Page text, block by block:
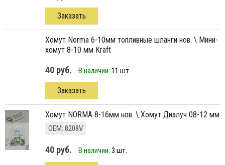
Заказать
хомут Norma 6-10мм топливные шланги нов. \ Мини-
хомут 8-10 мм Kraft
40 руб. В наличии: 11 шт.
Заказать
хомут NORMA 8-16мм нов. \ Хомут Диалуч 08-12 мм
ОЕМ: 8208V
40 руб. В наличии: 3 шт.